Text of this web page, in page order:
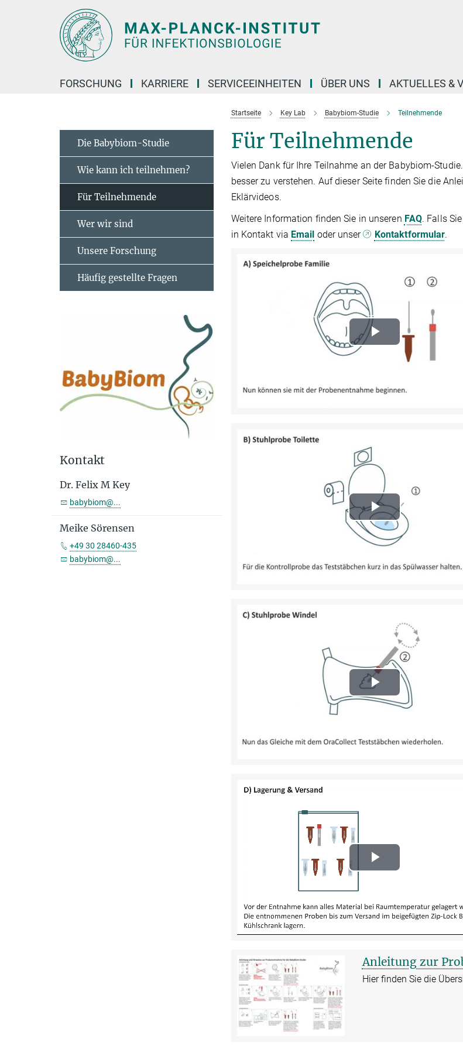
FORSCHUNG KARRIERE SERVICEEINHEITEN ÜBER UNS AKTUELLES &
Startseite Key Lab Babybiom-Studie Teilnehmende
Für Teilnehmende
Vielen Dank für Ihre Teilnahme an der Babybiom-
besser zu verstehen. Auf dieser Seite finden Sie die
Eklärvideos.
Weitere Information finden Sie in unseren FAQ. Falls
in Kontakt via Email oder unser Kontaktformular.
Play
Play
Video
Play
Play
Anleitung zur
Hier finden Sie die
Die Babybiom-Studie
Wie kann ich teilnehmen?
Für Teilnehmende
Wer wir sind
Unsere Forschung
Häufig gestellte Fragen
Kontakt
Dr. Felix M Key
babybiom@...
Meike Sörensen
+49 30 28460-435
babybiom@...